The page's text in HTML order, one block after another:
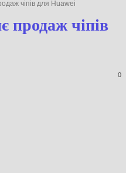
чіпів для Huawei
продаж
0